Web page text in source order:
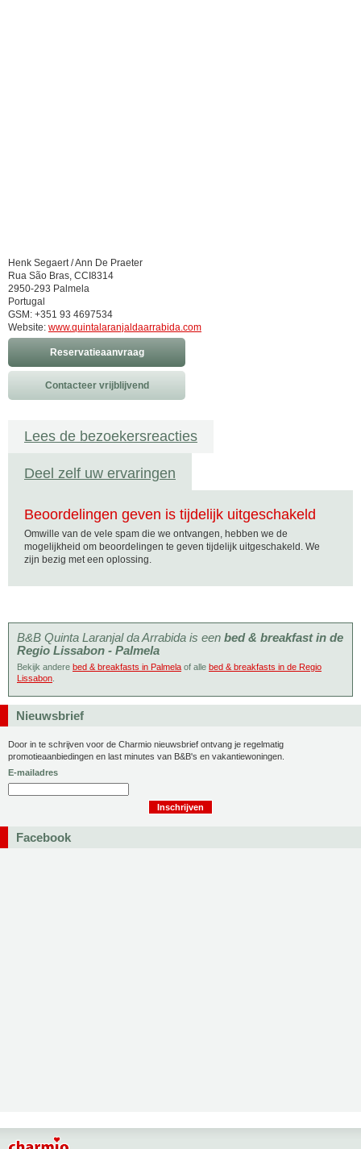
Henk Segaert / Ann De Praeter
Rua São Bras, CCI8314
2950-293 Palmela
Portugal
GSM: +351 93 4697534
Website: www.quintalaranjaldaarrabida.com
Reservatieaanvraag
Contacteer vrijblijvend
Lees de bezoekersreacties
Deel zelf uw ervaringen
Beoordelingen geven is tijdelijk uitgeschakeld
Omwille van de vele spam die we ontvangen, hebben we de
mogelijkheid om beoordelingen te geven tijdelijk uitgeschakeld. We
zijn bezig met een oplossing.
B&B Quinta Laranjal da Arrabida is een bed & breakfast in de
Regio Lissabon - Palmela
Bekijk andere bed & breakfasts in Palmela of alle bed & breakfasts in de Regio
Lissabon
Nieuwsbrief
Door in te schrijven voor de Charmio nieuwsbrief ontvang je regelmatig
promotieaanbiedingen en last minutes van B&B's en vakantiewoningen.
E-mailadres
Facebook